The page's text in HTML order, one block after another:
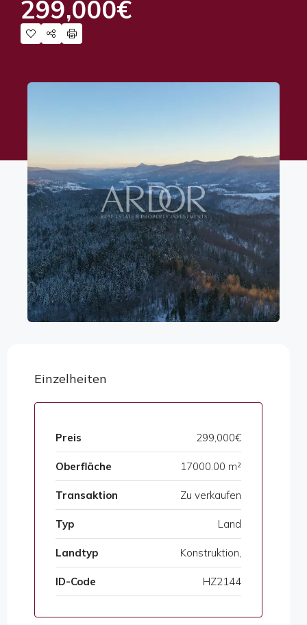
299,000€
Einzelheiten
Preis 299,000€
Oberfläche 17000.00 m²
Transaktion Zu verkaufen
Typ Land
Landtyp Konstruktion,
ID-Code HZ2144